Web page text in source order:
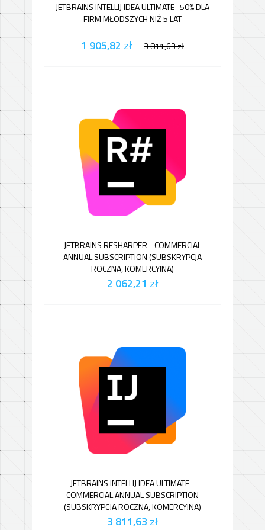
JETBRAINS INTELLIJ IDEA ULTIMATE -50% DLA
FIRM MŁODSZYCH NIŻ 5 LAT
1 905,82 zł 3 811,63zł
JETBRAINS RESHARPER - COMMERCIAL
ANNUAL SUBSCRIPTION (SUBSKRYPCJA
ROCZNA, KOMERCYJNA)
2 062,21 zł
JETBRAINS INTELLIJ IDEA ULTIMATE -
COMMERCIAL ANNUAL SUBSCRIPTION
(SUBSKRYPCJA ROCZNA, KOMERCYJNA)
3 811,63 zł